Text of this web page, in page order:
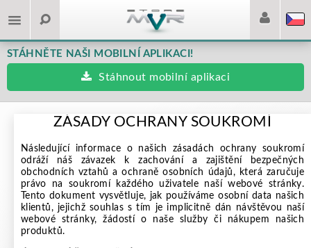
STÁHNĚTE NAŠI MOBILNÍ APLIKACI!
Stáhnout mobilní aplikaci
ZÁSADY OCHRANY SOUKROMÍ
Následující informace o našich zásadách ochrany soukromí
odráží náš závazek k zachování a zajištění bezpečných
obchodních vztahů a ochraně osobních údajů, která zaručuje
právo na soukromí každého uživatele naší webové stránky.
Tento dokument vysvětluje, jak používáme osobní data našich
klientů, jejichž souhlas s tím je implicitně dán návštěvou naší
webové stránky, žádostí o naše služby či nákupem našich
produktů.